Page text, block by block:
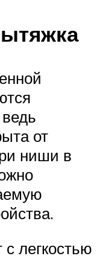
от
ниши в
легкостью